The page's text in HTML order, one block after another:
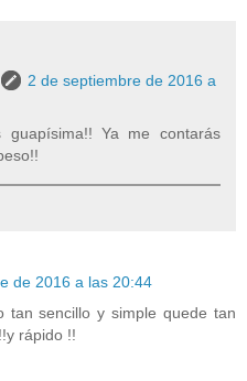
2 de septiembre de 2016 a
guapísima!! Ya me contarás
de 2016 a las 20:44
tan sencillo y simple quede tan
rápido !!